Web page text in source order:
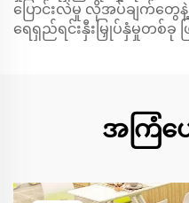
ပြောင်းလဲမှု လိုအပ်ချက်တွေ
ရေရှည်ရင်းနှီးမြှုပ်နှံမှုတစ်ခု
အကြံပေ